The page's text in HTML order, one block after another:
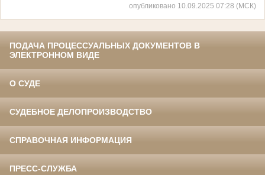
опубликовано 10.09.2025 07:28 (МСК)
ПОДАЧА ПРОЦЕССУАЛЬНЫХ ДОКУМЕНТОВ В
ЭЛЕКТРОННОМ ВИДЕ
О СУДЕ
СУДЕБНОЕ ДЕЛОПРОИЗВОДСТВО
СПРАВОЧНАЯ ИНФОРМАЦИЯ
ПРЕСС-СЛУЖБА